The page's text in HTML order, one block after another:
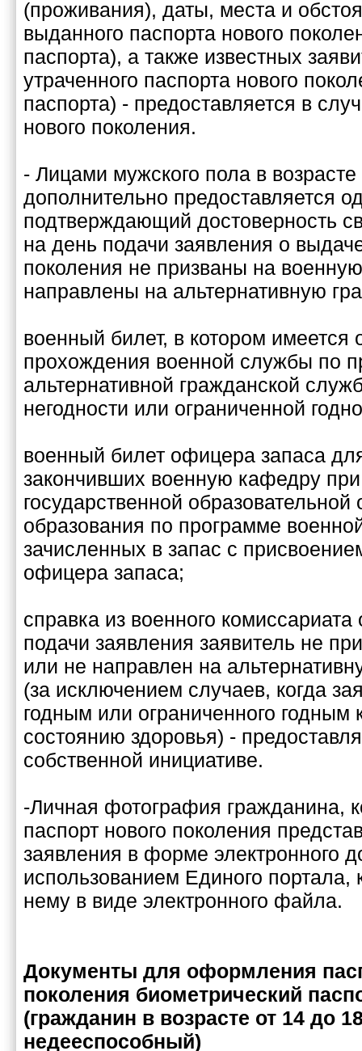
(проживания), даты, места и
выданного паспорта нового
паспорта), а также известных
утраченного паспорта нового
паспорта) - предоставляется в
нового поколения.
- Лицами мужского пола в
дополнительно предоставляется
подтверждающий достоверность
на день подачи заявления о
поколения не призваны на
направлены на альтернативную
военный билет, в котором имеется
прохождения военной службы по
альтернативной гражданской
негодности или ограниченной
военный билет офицера запаса
закончивших военную кафедру
государственной
образования по программе
зачисленных в запас с
офицера запаса;
справка из военного
подачи заявления заявитель не
или не направлен на
(за исключением случаев, когда
годным или ограниченного годным
состоянию здоровья) -
собственной инициативе.
-Личная фотография гражданина,
паспорт нового поколения
заявления в форме электронного
использованием Единого портала,
нему в виде электронного файла.
Документы для оформления
поколения биометрический
(гражданин в возрасте от 14 до
недееспособный)